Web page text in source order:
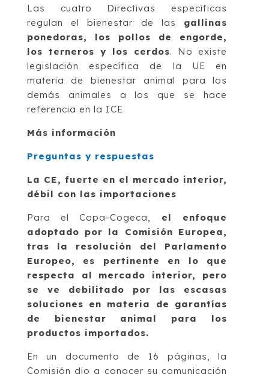
Las cuatro Directivas específicas
regulan el bienestar de las gallinas
ponedoras, los pollos de engorde,
los terneros y los cerdos. No existe
legislación específica de la UE en
materia de bienestar animal para los
demás animales a los que se hace
referencia en la ICE.
Más información
Preguntas y respuestas
La CE, fuerte en el mercado interior,
débil con las importaciones
Para el Copa-Cogeca, el enfoque
adoptado por la Comisión Europea,
tras la resolución del Parlamento
Europeo, es pertinente en lo que
respecta al mercado interior, pero
se ve debilitado por las escasas
soluciones en materia de garantías
de bienestar animal para los
productos importados.
En un documento de 16 páginas, la
Comisión dio a conocer su comunicación